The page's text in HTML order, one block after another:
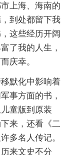
上海、海南的
到处都留下我
这些经历开阔
了我的人生，
庆幸。
默化中影响着
事方面的书，
童版到原装
来，还看《二
多名人传记。
来文史不分